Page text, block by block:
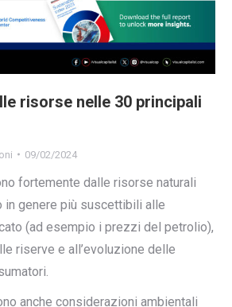
risorse nelle 30 principali
09/02/2024
fortemente dalle risorse naturali
in genere più suscettibili alle
(ad esempio i prezzi del petrolio),
riserve e all’evoluzione delle
anche considerazioni ambientali